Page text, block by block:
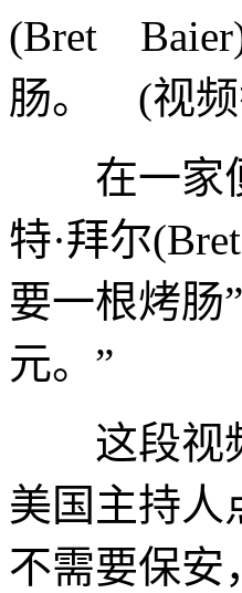
(Bret
肠。 (视频
在一家便
特·拜尔
要一根烤肠
元。”
这段视频
美国主持
不需要保安